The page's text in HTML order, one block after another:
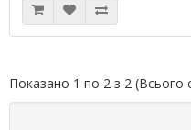
Показано 1 по 2 з 2 (Всього